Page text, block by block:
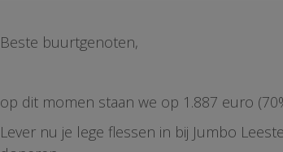
Beste buurtgenoten,
op dit momen staan we op 1.887 euro
Lever nu je lege flessen in bij Jumbo